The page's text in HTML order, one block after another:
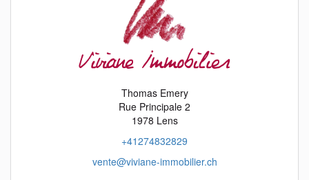
Thomas Emery
Rue Principale 2
1978 Lens
+41274832829
vente@viviane-immobilier.ch